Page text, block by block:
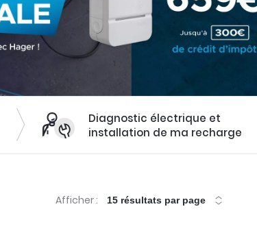
Diagnostic électrique et
installation de ma recharge
Afficher :